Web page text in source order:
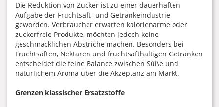
Die Reduktion von Zucker ist zu einer dauerhaften
Aufgabe der Fruchtsaft- und Getränkeindustrie
geworden. Verbraucher erwarten kalorienarme oder
zuckerfreie Produkte, möchten jedoch keine
geschmacklichen Abstriche machen. Besonders bei
Fruchtsäften, Nektaren und fruchtsafthaltigen Getränken
entscheidet die feine Balance zwischen Süße und
natürlichem Aroma über die Akzeptanz am Markt.
Grenzen klassischer Ersatzstoffe